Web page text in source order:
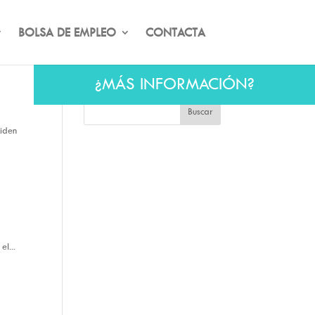
BOLSA DE EMPLEO CONTACTA
¿MÁS INFORMACIÓN?